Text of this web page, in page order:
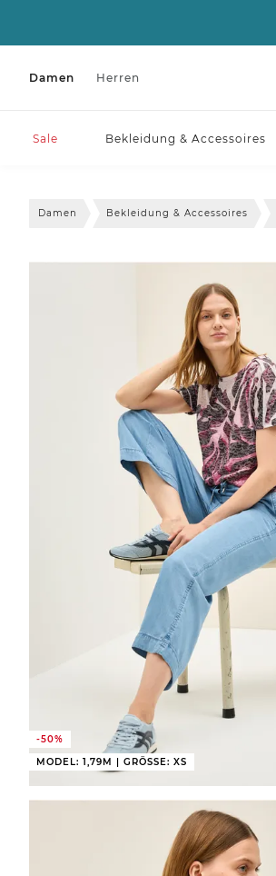
Damen Herren
Sale Bekleidung & Accessoires
Damen Bekleidung & Accessoires
-50%
MODEL: 1,79M | GRÖSSE: XS